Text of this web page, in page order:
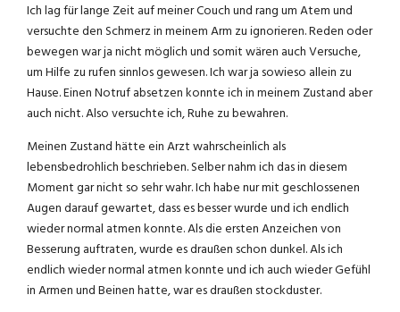
Ich lag für lange Zeit auf meiner Couch und rang um Atem und
versuchte den Schmerz in meinem Arm zu ignorieren. Reden oder
bewegen war ja nicht möglich und somit wären auch Versuche,
um Hilfe zu rufen sinnlos gewesen. Ich war ja sowieso allein zu
Hause. Einen Notruf absetzen konnte ich in meinem Zustand aber
auch nicht. Also versuchte ich, Ruhe zu bewahren.
Meinen Zustand hätte ein Arzt wahrscheinlich als
lebensbedrohlich beschrieben. Selber nahm ich das in diesem
Moment gar nicht so sehr wahr. Ich habe nur mit geschlossenen
Augen darauf gewartet, dass es besser wurde und ich endlich
wieder normal atmen konnte. Als die ersten Anzeichen von
Besserung auftraten, wurde es draußen schon dunkel. Als ich
endlich wieder normal atmen konnte und ich auch wieder Gefühl
in Armen und Beinen hatte, war es draußen stockduster.